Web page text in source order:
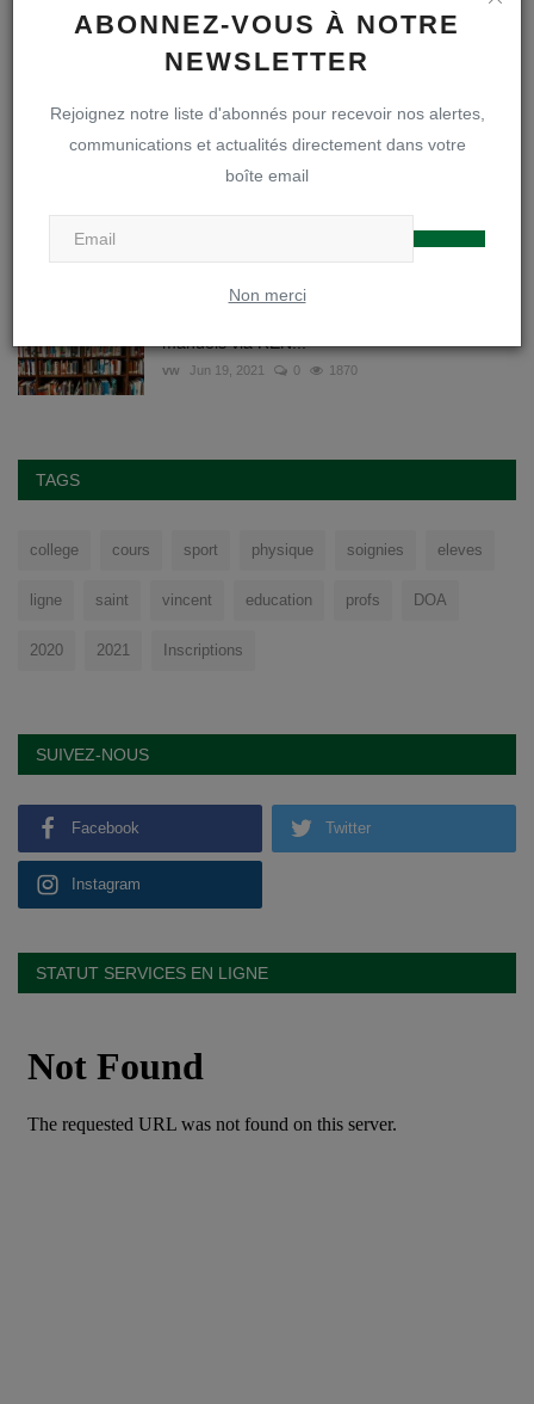
ABONNEZ-VOUS À NOTRE
NEWSLETTER
Rejoignez notre liste d'abonnés pour recevoir nos alertes,
communications et actualités directement dans votre
boîte email
Non merci
Webmaster Jun 24, 2020 5574
scolaire 2...
manuels via REN...
vw Jun 19, 2021 0 1870
TAGS
college cours sport physique soignies eleves
ligne saint vincent education profs DOA
2020 2021 Inscriptions
SUIVEZ-NOUS
Facebook Twitter
Instagram
STATUT SERVICES EN LIGNE